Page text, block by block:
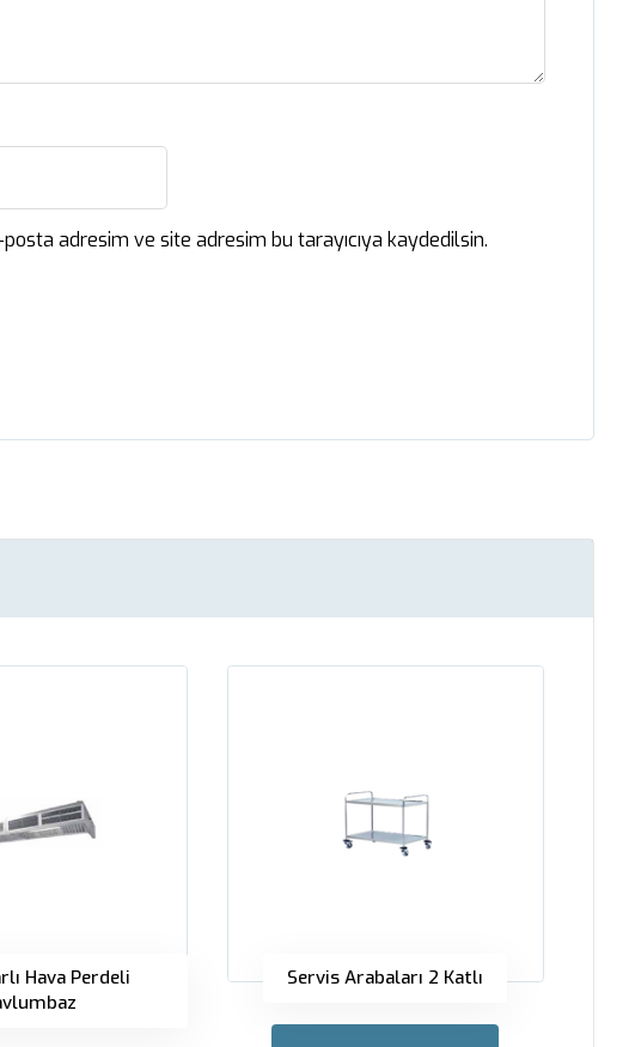
adresim ve site adresim bu tarayıcıya kaydedilsin.
Hava Perdeli
Servis Arabaları 2 Katlı